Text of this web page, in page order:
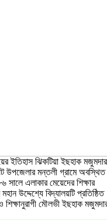
ইতিহাস ঝিকটিয়া ইছহাক মজুমদার
উপজেলার মন্তলী গ্রামে অবস্থিত
সালে এলাকার মেয়েদের শিক্ষার
উদ্দেশ্যে বিদ্যালয়টি প্রতিষ্ঠিত
মৌলভী ইছহাক